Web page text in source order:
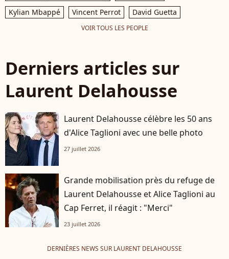
Kylian Mbappé
Vincent Perrot David Guetta
VOIR TOUS LES PEOPLE
Derniers articles sur
Laurent Delahousse
Laurent Delahousse célèbre les 50 ans
d'Alice Taglioni avec une belle photo
27 juillet 2026
Grande mobilisation près du refuge de
Laurent Delahousse et Alice Taglioni au
Cap Ferret, il réagit : "Merci"
23 juillet 2026
DERNIÈRES NEWS SUR LAURENT DELAHOUSSE